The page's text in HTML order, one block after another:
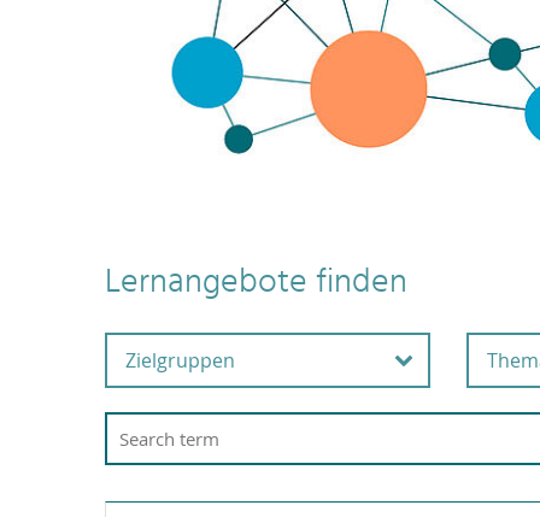
Lernangebote finden
Zielgruppen
Alle Beschäftigten
Beschäftigte in der
ng